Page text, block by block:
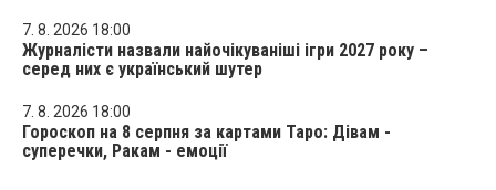
7. 8. 2026 18:00
Журналісти назвали найочікуваніші ігри 2027 року –
серед них є український шутер
7. 8. 2026 18:00
Гороскоп на 8 серпня за картами Таро: Дівам -
суперечки, Ракам - емоції